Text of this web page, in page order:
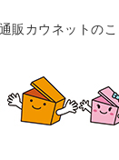
販カウネットの